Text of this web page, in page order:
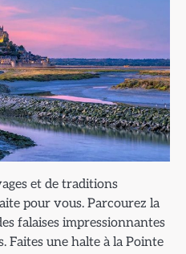
et de traditions
pour vous. Parcourez la
falaises impressionnantes
Faites une halte à la Pointe